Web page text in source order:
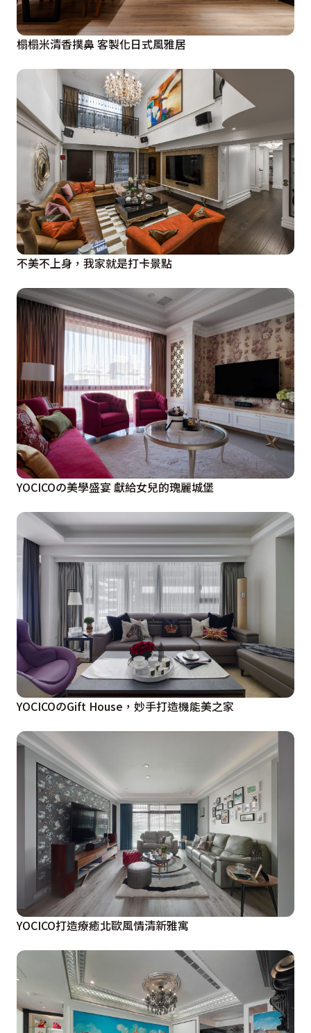
榻榻米清香撲鼻 客製化日式風雅居
不美不上身，我家就是打卡景點
YOCICOの美學盛宴 獻給女兒的瑰麗城堡
YOCICOのGift House，妙手打造機能美之家
YOCICO打造療癒北歐風情清新雅寓